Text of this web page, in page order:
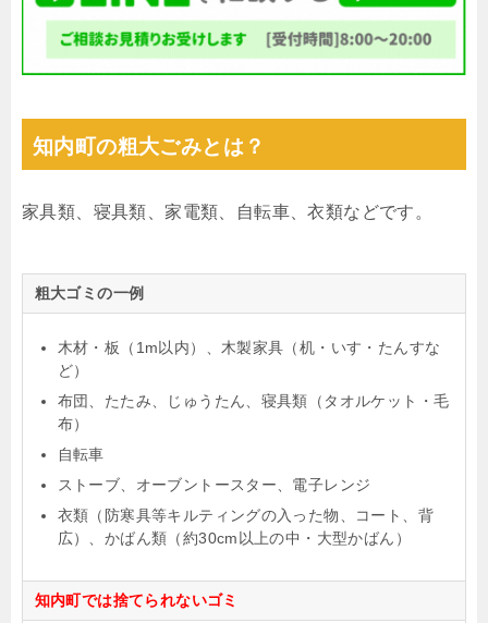
知内町の粗大ごみとは？
家具類、寝具類、家電類、自転車、衣類などです。
粗大ゴミの一例
木材・板（1m以内）、木製家具（机・いす・たんすな
ど）
布団、たたみ、じゅうたん、寝具類（タオルケット・毛
布）
自転車
ストーブ、オーブントースター、電子レンジ
衣類（防寒具等キルティングの入った物、コート、背
広）、かばん類（約30cm以上の中・大型かばん）
知内町では捨てられないゴミ